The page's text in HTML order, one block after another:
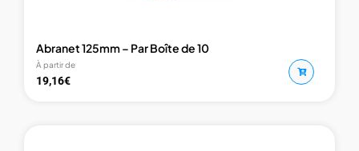
Abranet 125mm – Par Boîte de 10
À partir de
19,16€